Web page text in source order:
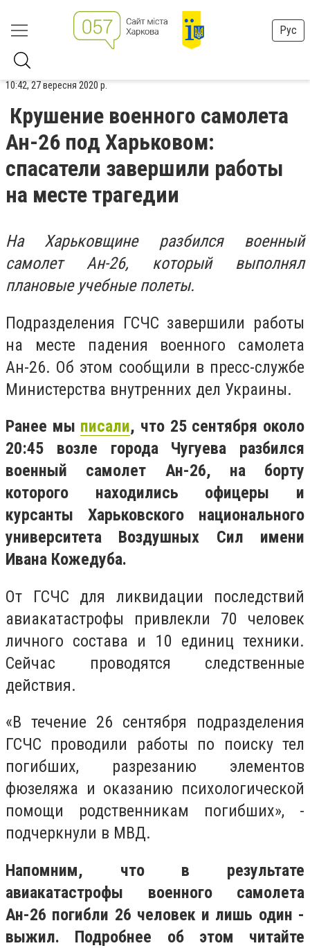
Рус
10:42, 27 вересня 2020 р.
Крушение военного самолета
Ан-26 под Харьковом:
спасатели завершили работы
на месте трагедии
На Харьковщине разбился военный
самолет Ан-26, который выполнял
плановые учебные полеты.
Подразделения ГСЧС завершили работы
на месте падения военного самолета
Ан-26. Об этом сообщили в пресс-службе
Министерства внутренних дел Украины.
Ранее мы писали, что 25 сентября около
20:45 возле города Чугуева разбился
военный самолет Ан-26, на борту
которого находились офицеры и
курсанты Харьковского национального
университета Воздушных Сил имени
Ивана Кожедуба.
От ГСЧС для ликвидации последствий
авиакатастрофы привлекли 70 человек
личного состава и 10 единиц техники.
Сейчас проводятся следственные
действия.
«В течение 26 сентября подразделения
ГСЧС проводили работы по поиску тел
погибших, разрезанию элементов
фюзеляжа и оказанию психологической
помощи родственникам погибших», -
подчеркнули в МВД.
Напомним, что в результате
авиакатастрофы военного самолета
Ан-26 погибли 26 человек и лишь один -
выжил. Подробнее об этом читайте